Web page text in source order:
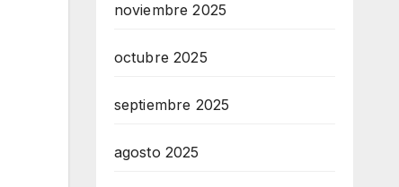
noviembre 2025
octubre 2025
septiembre 2025
agosto 2025